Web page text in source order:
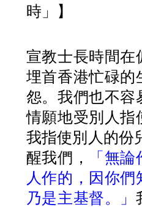
時」】
宣教士長時間在
埋首香港忙碌的
怨。我們也不容
情願地受別人指
我指使別人的份
醒我們，
「無
人作的，因你
乃是主基督。」